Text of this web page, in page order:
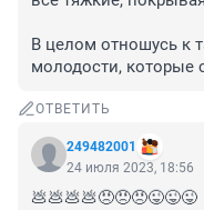
В целом отношусь к
молодости, которые
ОТВЕТИТЬ
249482001
24 июля 2023, 18:56
💩💩💩💩😠😠😠😜😜😜